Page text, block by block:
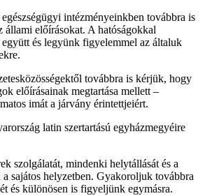
intézményeinkben továbbra is
állami előírásokat. A hatóságokkal
és legyünk figyelemmel az általuk
továbbra is kérjük, hogy
előírásainak megtartása mellett –
imát a járvány érintettjeiért.
latin szertartású egyházmegyéire
szolgálatát, mindenki helytállását és a
a sajátos helyzetben. Gyakoroljuk továbbra
és különösen is figyeljünk egymásra.